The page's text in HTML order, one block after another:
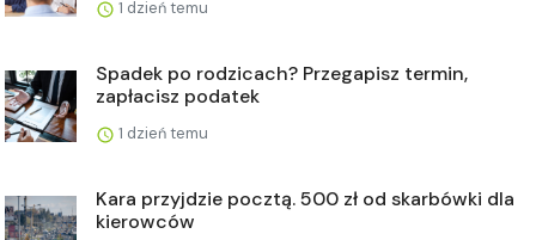
1 dzień temu
Spadek po rodzicach? Przegapisz termin,
zapłacisz podatek
1 dzień temu
Kara przyjdzie pocztą. 500 zł od skarbówki dla
kierowców